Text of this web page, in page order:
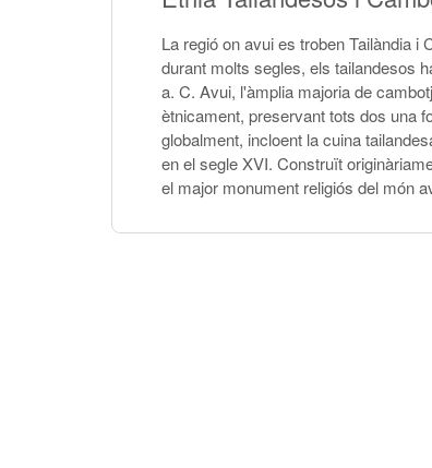
La regió on avui es troben Tailàndia
durant molts segles, els tailandesos
a. C. Avui, l'àmplia majoria de
ètnicament, preservant tots dos una
globalment, incloent la cuina
en el segle XVI. Construït
el major monument religiós del món